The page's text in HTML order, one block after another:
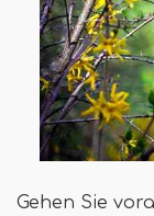
Gehen Sie